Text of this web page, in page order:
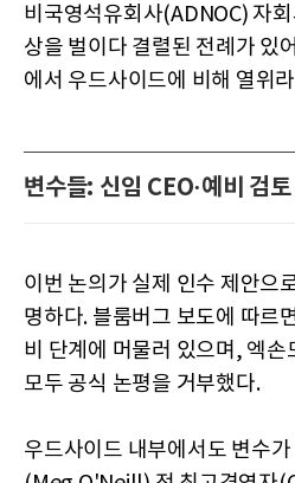
비국영석유회사(ADNOC) 자
상을 벌이다 결렬된 전례가 있
에서 우드사이드에 비해 열위
변수들: 신임 CEO·예비 검토
이번 논의가 실제 인수 제안으
명하다. 블룸버그 보도에 따르
비 단계에 머물러 있으며, 엑
모두 공식 논평을 거부했다.
우드사이드 내부에서도 변수